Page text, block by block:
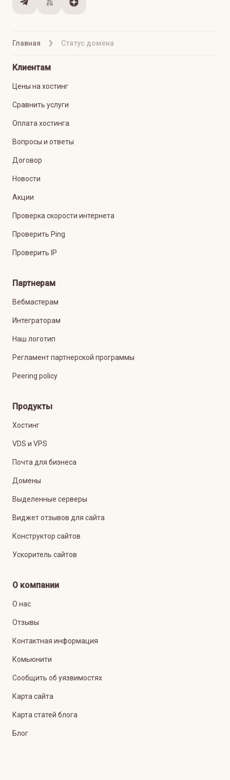
Главная Статус домена
Клиентам
Цены на хостинг
Сравнить услуги
Оплата хостинга
Вопросы и ответы
Договор
Новости
Акции
Проверка скорости интернета
Проверить Ping
Проверить IP
Партнерам
Вебмастерам
Интеграторам
Наш логотип
Регламент партнерской программы
Peering policy
Продукты
Хостинг
VDS и VPS
Почта для бизнеса
Домены
Выделенные серверы
Виджет отзывов для сайта
Конструктор сайтов
Ускоритель сайтов
О компании
О нас
Отзывы
Контактная информация
Комьюнити
Сообщить об уязвимостях
Карта сайта
Карта статей блога
Блог